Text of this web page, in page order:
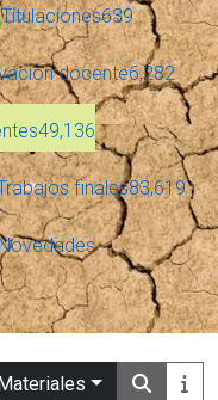
Titulaciones639
docente6,282
49,136
finales83,619